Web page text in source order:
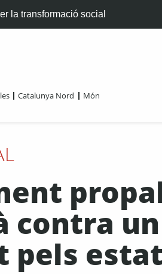
la transformació social
Catalunya Nord Món
contra
pels